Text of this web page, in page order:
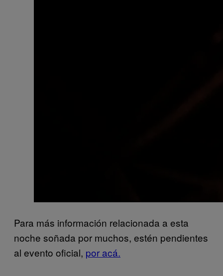
Para más información relacionada a esta
noche soñada por muchos, estén pendientes
al evento oficial, por acá.